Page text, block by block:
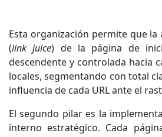
Esta organización permite que la
(link juice) de la página de
descendente y controlada hacia
locales, segmentando con total
influencia de cada URL ante el
El segundo pilar es la
interno estratégico. Cada